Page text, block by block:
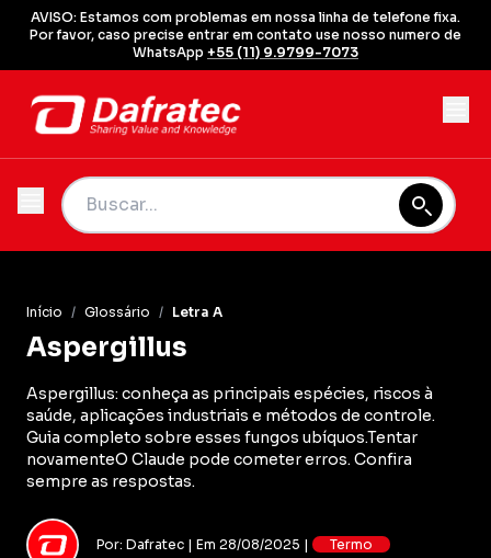
AVISO: Estamos com problemas em nossa linha de telefone fixa.
Por favor, caso precise entrar em contato use nosso numero de
WhatsApp +55 (11) 9.9799-7073
Início / Glossário / Letra A
Aspergillus
Aspergillus: conheça as principais espécies, riscos à
saúde, aplicações industriais e métodos de controle.
Guia completo sobre esses fungos ubíquos.Tentar
novamenteO Claude pode cometer erros. Confira
sempre as respostas.
Por: Dafratec | Em 28/08/2025 | Termo